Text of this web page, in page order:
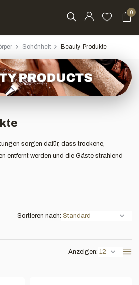
0
Schönheit Beauty-Produkte
sorgen dafür, dass trockene,
entfernt werden und die Gäste strahlend
Anzeigen:
Sortieren nach: